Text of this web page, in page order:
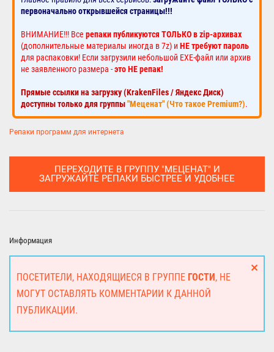
первоначально открывшейся страницы!!!
ВНИМАНИЕ!!! Все репаки публикуются ТОЛЬКО в zip-архивах
(дополнительные материалы иногда в 7z) иНЕ требуют пароль
для распаковки! Если загрузили небольшой EXE-файл или архив
не заявленного размера -это НЕ репак!
Прямые ссылки на загрузку (KrakenFiles / Яндекс Диск)
доступны только для группы"Меценат" (Что такое Premium?).
Репаки программ для интернета
ПЕРЕХОДИТЕ В ГРУППУ "МЕЦЕНАТ" И
ЗАГРУЖАЙТЕ РЕПАКИ БЫСТРЕЕ И УДОБНЕЕ
Информация
ПОСЕТИТЕЛИ, НАХОДЯЩИЕСЯ В ГРУППЕ ГОСТИ, НЕ
МОГУТ ОСТАВЛЯТЬ КОММЕНТАРИИ К ДАННОЙ
ПУБЛИКАЦИИ.